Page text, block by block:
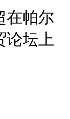
在帕尔
论坛上